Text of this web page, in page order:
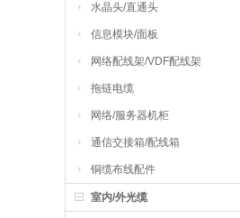
水晶头/直通头
信息模块/面板
网络配线架/VDF配线架
拖链电缆
网络/服务器机柜
通信交接箱/配线箱
铜缆布线配件
室内/外光缆